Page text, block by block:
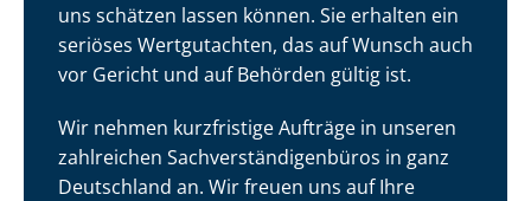
uns schätzen lassen können. Sie erhalten ein
seriöses Wertgutachten, das auf Wunsch auch
vor Gericht und auf Behörden gültig ist.
Wir nehmen kurzfristige Aufträge in unseren
zahlreichen Sach­ver­stän­di­gen­bü­ros in ganz
Deutschland an. Wir freuen uns auf Ihre